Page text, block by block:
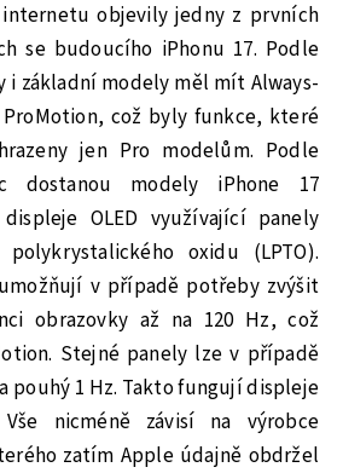
objevily jedny z prvních
se budoucího iPhonu 17. Podle
základní modely měl mít Always-
ProMotion, což byly funkce, které
jen Pro modelům. Podle
dostanou modely iPhone 17
OLED využívající panely
oxidu (LPTO).
v případě potřeby zvýšit
obrazovky až na 120 Hz, což
Stejné panely lze v případě
pouhý 1 Hz. Takto fungují displeje
Vše nicméně závisí na výrobce
zatím Apple údajně obdržel